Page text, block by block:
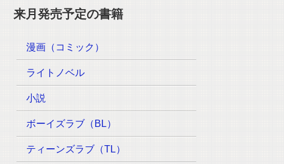
来月発売予定の書籍
漫画（コミック）
ライトノベル
小説
ボーイズラブ（BL）
ティーンズラブ（TL）